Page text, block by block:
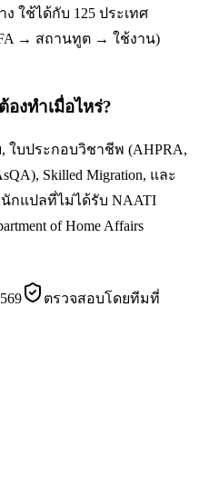
ใช้ได้กับ 125 ประเทศ
→ สถานทูต → ใช้งาน)
งทำเมื่อไหร่?
ใบประกอบวิชาชีพ (AHPRA,
Skilled Migration, และ
นักแปลที่ไม่ได้รับ NAATI
of Home Affairs
ตรวจสอบโดยทีมที่